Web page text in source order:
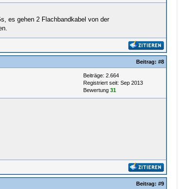
es gehen 2 Flachbandkabel von der
Beitrag: #8
Beiträge: 2.664
Registriert seit: Sep 2013
Bewertung 31
Beitrag: #9